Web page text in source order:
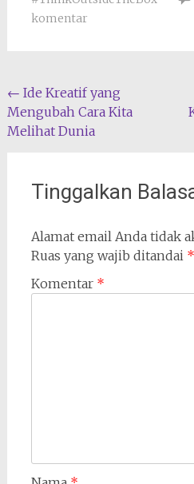
komentar
Navigasi
pos
← Ide Kreatif yang
Mengubah Cara Kita
Melihat Dunia
Tinggalkan
Alamat email Anda tidak
Ruas yang wajib ditandai *
Komentar *